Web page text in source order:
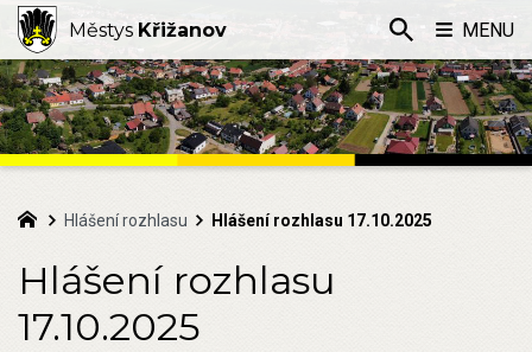
Hlášení rozhlasu Hlášení rozhlasu 17.10.2025
Hlášení rozhlasu
17.10.2025
Městys Křižanov MENU